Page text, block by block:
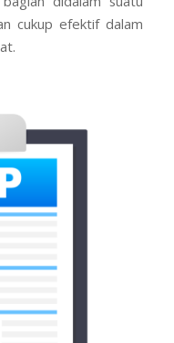
cukup efektif dalam